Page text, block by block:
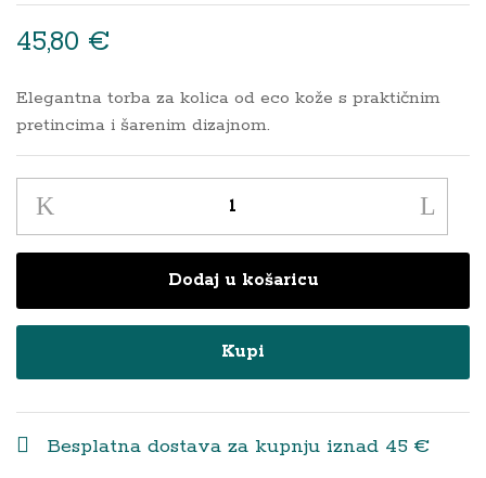
45,80 €
Elegantna torba za kolica od eco kože s praktičnim
pretincima i šarenim dizajnom.
Kožna
Torba
Kolica
Šumska
quantity
Dodaj u košaricu
Kupi
Besplatna dostava za kupnju iznad 45 €